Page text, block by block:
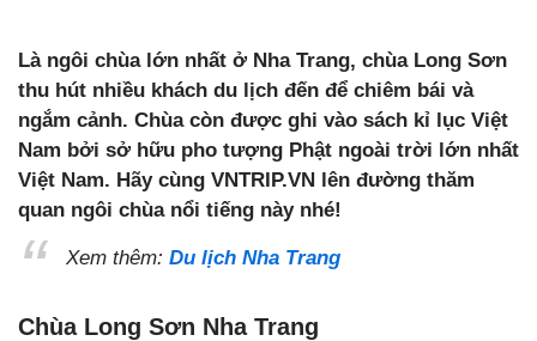
Là ngôi chùa lớn nhất ở Nha Trang, chùa Long Sơn
thu hút nhiều khách du lịch đến để chiêm bái và
ngắm cảnh. Chùa còn được ghi vào sách kỉ lục Việt
Nam bởi sở hữu pho tượng Phật ngoài trời lớn nhất
Việt Nam. Hãy cùng VNTRIP.VN lên đường thăm
quan ngôi chùa nổi tiếng này nhé!
Xem thêm: Du lịch Nha Trang
Chùa Long Sơn Nha Trang